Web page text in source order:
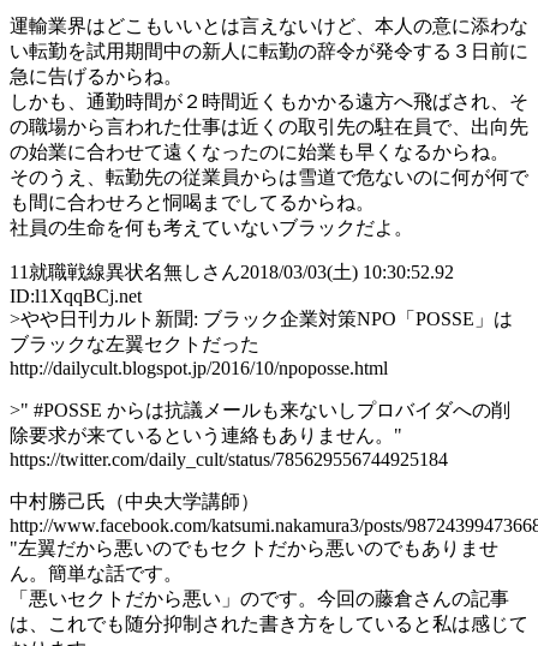
運輸業界はどこもいいとは言えないけど、本人の意に添わな
い転勤を試用期間中の新人に転勤の辞令が発令する３日前に
急に告げるからね。
しかも、通勤時間が２時間近くもかかる遠方へ飛ばされ、そ
の職場から言われた仕事は近くの取引先の駐在員で、出向先
の始業に合わせて遠くなったのに始業も早くなるからね。
そのうえ、転勤先の従業員からは雪道で危ないのに何が何で
も間に合わせろと恫喝までしてるからね。
社員の生命を何も考えていないブラックだよ。
11 就職戦線異状名無しさん2018/03/03(土) 10:30:52.92
ID:l1XqqBCj.net
>やや日刊カルト新聞: ブラック企業対策NPO「POSSE」は
ブラックな左翼セクトだった
http://dailycult.blogspot.jp/2016/10/npoposse.html
>" #POSSE からは抗議メールも来ないしプロバイダへの削
除要求が来ているという連絡もありません。"
https://twitter.com/daily_cult/status/785629556744925184
中村勝己氏（中央大学講師）
http://www.facebook.com/katsumi.nakamura3/posts/
"左翼だから悪いのでもセクトだから悪いのでもありませ
ん。簡単な話です。
「悪いセクトだから悪い」のです。今回の藤倉さんの記事
は、これでも随分抑制された書き方をしていると私は感じて